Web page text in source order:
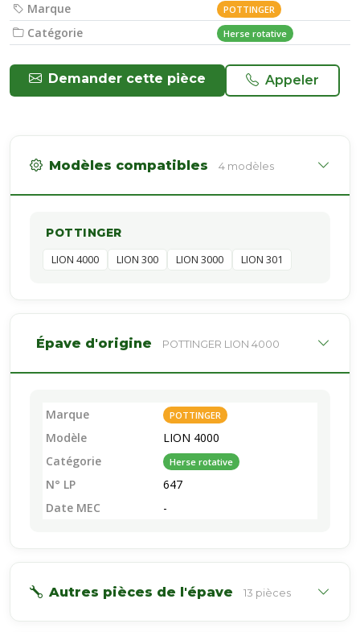
Marque
POTTINGER
Catégorie Herse rotative
Demander cette pièce Appeler
Modèles compatibles 4 modèles
POTTINGER
LION 4000 LION 300 LION 3000 LION 301
Épave d'origine POTTINGER LION 4000
Marque POTTINGER
Modèle
LION 4000
Catégorie
Herse rotative
N° LP
647
Date MEC
-
Autres pièces de l'épave 13 pièces